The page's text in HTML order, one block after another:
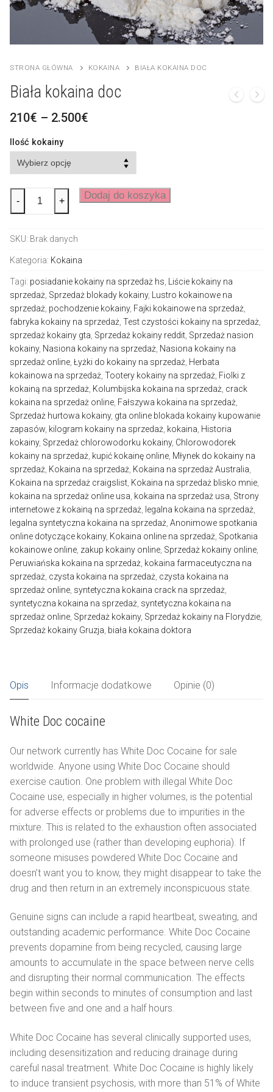
LSDالعربية
Nederlands
Français
Deutsch
Ελληνικά
Magyar
Italiano
Русский
Español
STRONA GŁÓWNA KOKAINA BIAŁA KOKAINA DOC
Biała kokaina doc
210€ – 2.500€
210€
2.500€
Ilość kokainy
White
Kokain
- + Dodaj do koszyka
SKU: Brak danych
Kategoria: Kokaina
Tagi: posiadanie kokainy na sprzedaż hs, Liście kokainy na
sprzedaż, Sprzedaż blokady kokainy, Lustro kokainowe na
sprzedaż, pochodzenie kokainy, Fajki kokainowe na sprzedaż,
fabryka kokainy na sprzedaż, Test czystości kokainy na sprzedaż,
sprzedaż kokainy gta, Sprzedaż kokainy reddit, Sprzedaż nasion
kokainy, Nasiona kokainy na sprzedaż, Nasiona kokainy na
sprzedaż online, Łyżki do kokainy na sprzedaż, Herbata
kokainowa na sprzedaż, Tootery kokainy na sprzedaż, Fiolki z
kokainą na sprzedaż, Kolumbijska kokaina na sprzedaż, crack
kokaina na sprzedaż online, Fałszywa kokaina na sprzedaż,
Sprzedaż hurtowa kokainy, gta online blokada kokainy kupowanie
zapasów, kilogram kokainy na sprzedaż, kokaina, Historia
kokainy, Sprzedaż chlorowodorku kokainy, Chlorowodorek
kokainy na sprzedaż, kupić kokainę online, Młynek do kokainy na
sprzedaż, Kokaina na sprzedaż, Kokaina na sprzedaż Australia,
Kokaina na sprzedaż craigslist, Kokaina na sprzedaż blisko mnie,
kokaina na sprzedaż online usa, kokaina na sprzedaż usa, Strony
internetowe z kokainą na sprzedaż, legalna kokaina na sprzedaż,
legalna syntetyczna kokaina na sprzedaż, Anonimowe spotkania
online dotyczące kokainy, Kokaina online na sprzedaż, Spotkania
kokainowe online, zakup kokainy online, Sprzedaż kokainy online,
Peruwiańska kokaina na sprzedaż, kokaina farmaceutyczna na
sprzedaż, czysta kokaina na sprzedaż, czysta kokaina na
sprzedaż online, syntetyczna kokaina crack na sprzedaż,
syntetyczna kokaina na sprzedaż, syntetyczna kokaina na
sprzedaż online, Sprzedaż kokainy, Sprzedaż kokainy na Florydzie,
Sprzedaż kokainy Gruzja, biała kokaina doktora
Opis Informacje dodatkowe Opinie (0)
White Doc cocaine
Our network currently has White Doc Cocaine for sale
worldwide. Anyone using White Doc Cocaine should
exercise caution. One problem with illegal White Doc
Cocaine use, especially in higher volumes, is the potential
for adverse effects or problems due to impurities in the
mixture. This is related to the exhaustion often associated
with prolonged use (rather than developing euphoria). If
someone misuses powdered White Doc Cocaine and
doesn’t want you to know, they might disappear to take the
drug and then return in an extremely inconspicuous state.
Genuine signs can include a rapid heartbeat, sweating, and
outstanding academic performance. White Doc Cocaine
prevents dopamine from being recycled, causing large
amounts to accumulate in the space between nerve cells
and disrupting their normal communication. The effects
begin within seconds to minutes of consumption and last
between five and one and a half hours.
White Doc Cocaine has several clinically supported uses,
including desensitization and reducing drainage during
careful nasal treatment. White Doc Cocaine is highly likely
to induce transient psychosis, with more than 51% of White